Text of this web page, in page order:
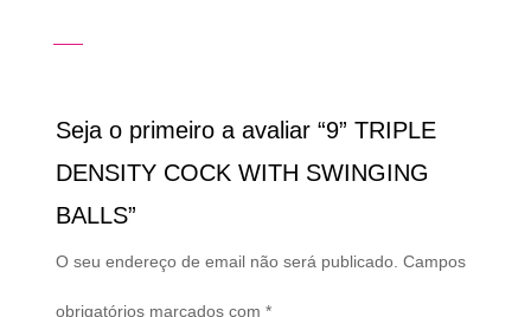
Seja o primeiro a avaliar “9” TRIPLE
DENSITY COCK WITH SWINGING
BALLS”
O seu endereço de email não será publicado. Campos
obrigatórios marcados com *